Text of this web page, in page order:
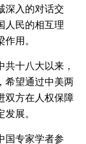
深入的对话交
人民的相互理
用。
十八大以来，
希望通过中美两
双方在人权保障
展。
专家学者参